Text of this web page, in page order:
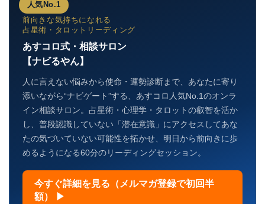
人気No.1
前向きな気持ちになれる
占星術・タロットリーディング
あすコロ式・相談サロン
【ナビるやん】
人に言えない悩みから使命・運勢診断まで、あなたに寄り
添いながら“ナビゲート”する、あすコロ人気No.1のオンラ
イン相談サロン。占星術・心理学・タロットの叡智を活か
し、普段認識していない「潜在意識」にアクセスしてあな
たの気づいていない可能性を拓かせ、明日から前向きに歩
めるようになる60分のリーディングセッション。
今すぐ詳細を見る（メルマガ登録で初回半
額） ▶